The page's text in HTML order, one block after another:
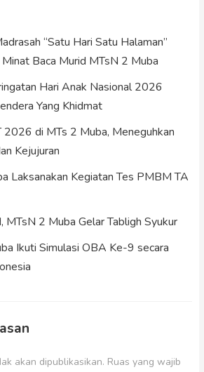
“Satu Hari Satu Halaman”
Baca Murid MTsN 2 Muba
Hari Anak Nasional 2026
Yang Khidmat
2026 di MTs 2 Muba, Meneguhkan
Kejujuran
Laksanakan Kegiatan Tes PMBM TA
MTsN 2 Muba Gelar Tabligh Syukur
Ikuti Simulasi OBA Ke-9 secara
akan dipublikasikan. Ruas yang wajib